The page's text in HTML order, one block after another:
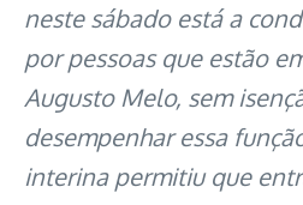
neste sábado está a
por pessoas que estão
Augusto Melo, sem
desempenhar essa
interina permitiu que